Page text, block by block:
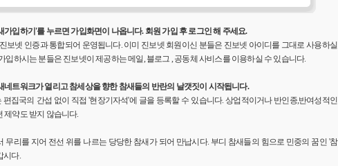
가입하기'를 누르면 가입화면이 나옵니다. 회원 가입 후 로그인 해 주세요.
보넷 인증과 통합되어 운영됩니다. 이미 진보넷 회원이신 분들은 진보넷 아이디를 그대로 사용하실
입하시는 분들은 진보넷이 제공하는 메일, 블로그 , 공동체 사비스를 이용하실 수 있습니다.
네트워크가 열리고 참세상을 향한 참새들의 반란의 날갯짓이 시작됩니다.
편집국의 간섭 없이 직접 '현장기자석'에 글을 등록할 수 있습니다. 상업적이거나 반인종,반여성적인
제약도 받지 않습니다.
무리를 지어 전선 위를 나르는 당당한 참새가 되어 만납시다. 부디 참새들의 힘으로 민중의 꿈인 '참
시다.